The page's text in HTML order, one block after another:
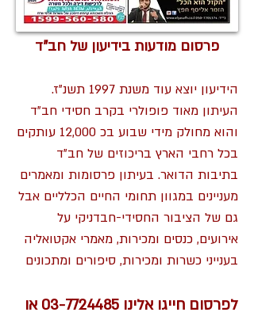
פרסום מודעות בידיעון של חב"ד
הידיעון יוצא עוד משנת 1997 תשנ"ז.
העיתון מאוד פופולרי בקרב חסידי חב"ד
והוא מחולק מידי שבוע בכ 12,000 עותקים
בכל רחבי הארץ בריכוזים של חב"ד
בתיבות הדואר. בעיתון פרסומות ומאמרים
מעניינים במגוון תחומי החיים הכלליים אבל
גם של הציבור החסידי-חבדניקי על
אירועים, כנסים ומכירות, מאמרי אקטואליה
בענייני כשרות ומכירות, סיפורים ומתכונים
לפרסום חייגו אלינו 03-7724485 או